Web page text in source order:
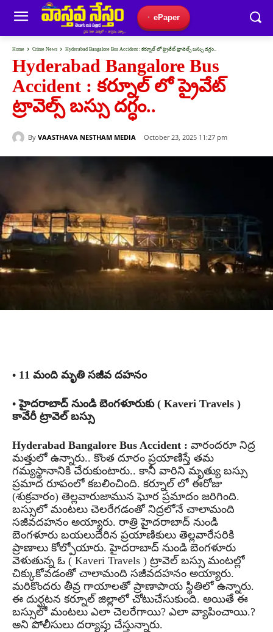
ePaper
Home Crime News Hyderabad Bangalore Bus Accident : కర్నూల్ లో ప్రైవేట్ ట్రావెల్స్ బస్సు దగ్ధం..
Hyderabad Bangalore Bus
Accident : కర్నూల్ లో ప్రైవేట్
ట్రావెల్స్ బస్సు దగ్ధం..
By VAASTHAVA NESTHAM MEDIA October 23, 2025 11:27 pm
• 11 మంది మృతి సజీవ దహనం
• హైదరాబాద్ నుండి బెంగళూరుకు ( Kaveri Travels )
కావేరీ ట్రావెల్ బస్సు
Hyderabad Bangalore Bus Accident : వారందరూ నిద్ర
మత్తులో ఉన్నారు.. కొంత దూరం ప్రయాణిస్తే తమ
గమ్యస్థానానికి చేరుకుంటారు.. కానీ వారిని మృత్యు బస్సు
ప్రమాద రూపంలో కబలించింది. కర్నూల్ లో ఈరోజు
(శుక్రవారం) తెల్లవారుజామున ఘోర ప్రమాదం జరిగింది.
బస్సులో మంటలు చెలరేగడంతో నిద్రలోనే చాలామంది
సజీవదహనం అయ్యారు. రాత్రి హైదరాబాద్ నుండి
బెంగళూరు బయలుదేరిన ప్రయాణికులు తెల్లవారేసరికి
ప్రాణాలు కోల్పోయారు. హైదరాబాద్ నుండి బెంగళూరు
వెళుతున్న ఓ ( Kaveri Travels ) ట్రావెల్ బస్సు మంటల్లో
చిక్కుకోవడంతో చాలామంది సజీవదహనం అయ్యారు.
మరికొందరు తీవ్ర గాయాలతో ప్రాణాపాయ స్థితిలో ఉన్నారు.
ఈ దుర్ఘటన కర్నూల్ జిల్లాలో చోటుచేసుకుంది. అయితే ఈ
బస్సులో మంటలు ఎలా చెలరేగాయి? ఎలా వ్యాపించాయి.?
అని పోలీసులు దర్యాప్తు చేస్తున్నారు.